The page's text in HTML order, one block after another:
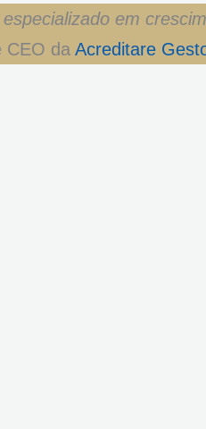
em
CEO da Acreditare